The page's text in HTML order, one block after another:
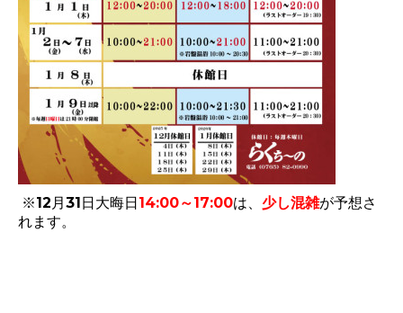
※12月31日大晦日14:00～17:00は、 少し混雑が予想さ
れます。